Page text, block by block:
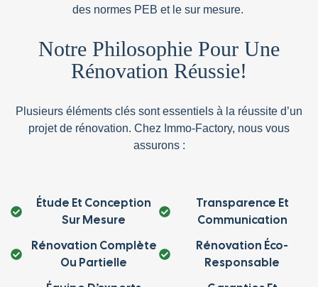
des normes PEB et le sur mesure.
Notre Philosophie Pour Une
Rénovation Réussie!
Plusieurs éléments clés sont essentiels à la réussite d’un
projet de rénovation. Chez Immo-Factory, nous vous
assurons :
Étude Et Conception
Sur Mesure
Rénovation Complète
Ou Partielle
Transparence Et
Communication
Rénovation Éco-
Responsable